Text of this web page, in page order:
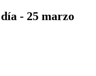
- 25 marzo